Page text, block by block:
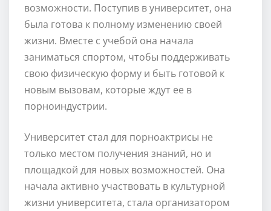
возможности. Поступив в университет, она
была готова к полному изменению своей
жизни. Вместе с учебой она начала
заниматься спортом, чтобы поддерживать
свою физическую форму и быть готовой к
новым вызовам, которые ждут ее в
порноиндустрии.
Университет стал для порноактрисы не
только местом получения знаний, но и
площадкой для новых возможностей. Она
начала активно участвовать в культурной
жизни университета, стала организатором